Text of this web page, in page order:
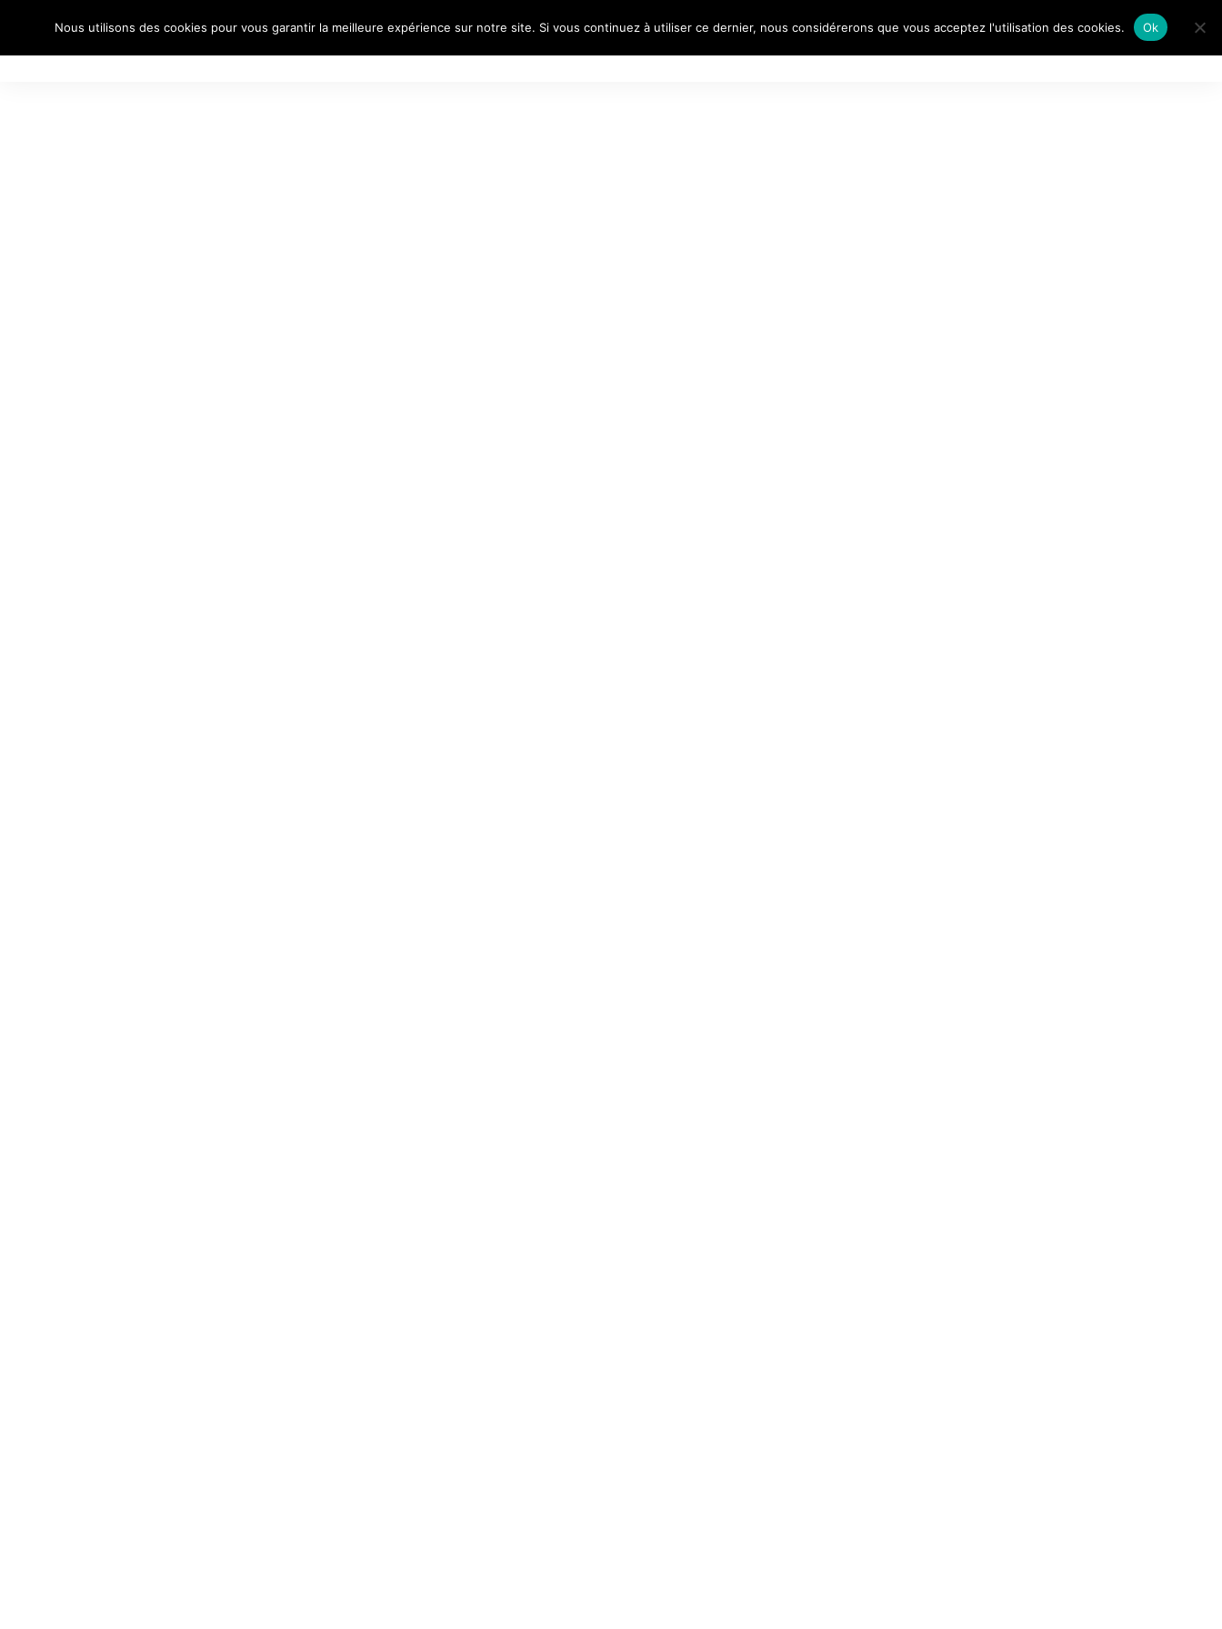
À PROPOS
Nous utilisons des cookies pour vous garantir la meilleure expérience sur notre site. Si vous continuez à utiliser ce dernier, nous considérerons que vous acceptez l'utilisation des cookies. Ok